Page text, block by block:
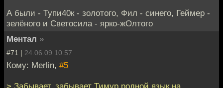
А были - Тупи40к - золотого, Фил - синего, Геймер -
зелёного и Светосила - ярко-жОлтого
Ментал »
#71 | 24.06.09 10:57
Кому: Merlin, #5
> Забывает, забывает Тимур родной язык на